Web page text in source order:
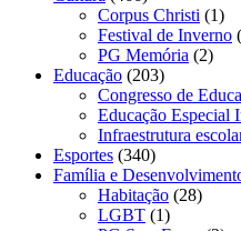
Corpus Christi (1)
Festival de Inverno
PG Memória (2)
Educação (203)
Congresso de
Educação Especial
Infraestrutura
Esportes (340)
Família e
Habitação (28)
LGBT (1)